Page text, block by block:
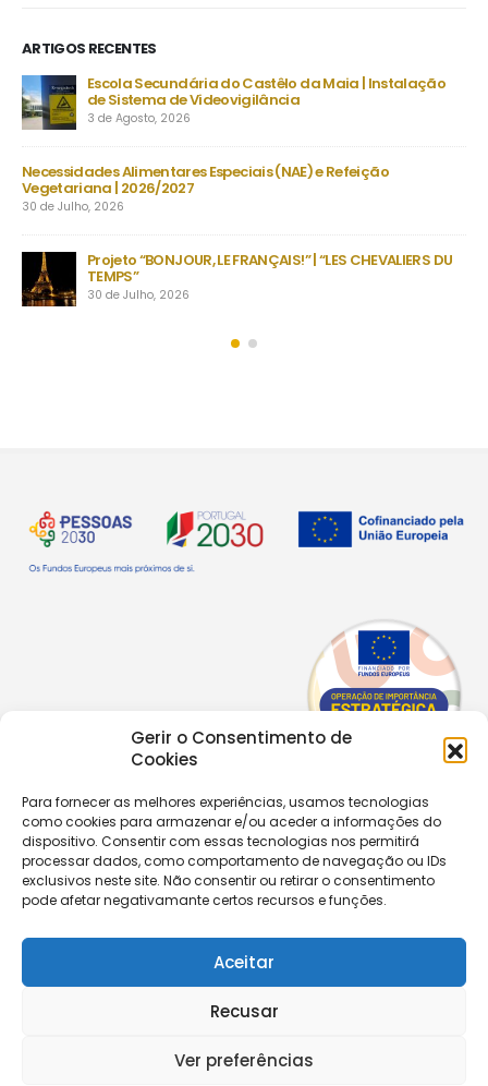
Gerir o Consentimento de
Cookies
Para fornecer as melhores experiências, usamos tecnologias
como cookies para armazenar e/ou aceder a informações do
dispositivo. Consentir com essas tecnologias nos permitirá
processar dados, como comportamento de navegação ou IDs
exclusivos neste site. Não consentir ou retirar o consentimento
pode afetar negativamante certos recursos e funções.
Aceitar
Recusar
Ver preferências
ARTIGOS RECENTES
Escola Secundária do Castêlo da Maia | Instalação
de Sistema de Videovigilância
3 de Agosto, 2026
Necessidades Alimentares Especiais (NAE) e Refeição
Vegetariana | 2026/2027
30 de Julho, 2026
Projeto “BONJOUR, LE FRANÇAIS!” | “LES CHEVALIERS DU
TEMPS”
30 de Julho, 2026
Copyright © 2026 |Equipa de Comunicação Digital
Política de Privacidade| PPPDPAECM|PPRCIC
CONTACTOS
Segue-nos